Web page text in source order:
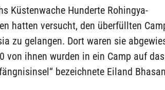
Küstenwache Hunderte Rohingya-
hatten versucht, den überfüllten
zu gelangen. Dort waren sie
von ihnen wurden in ein Camp auf
bezeichnete Eiland